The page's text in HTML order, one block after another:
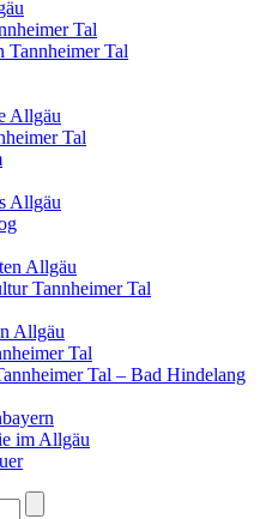
Tal
Tannheimer Tal
Allgäu
Tal
Allgäu
Allgäu
Tannheimer Tal
Allgäu
Tal
Tal – Bad Hindelang
im Allgäu